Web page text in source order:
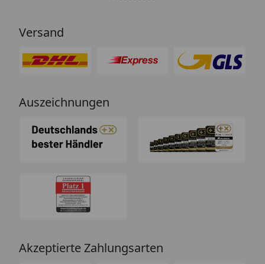
(auch dass ist leider immer öfter
Versand
Auszeichnungen
Akzeptierte Zahlungsarten